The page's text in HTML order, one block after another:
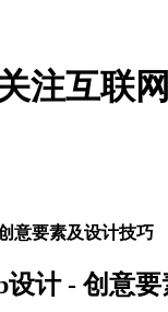
注互联
意要素及设计技巧
设计 - 创意